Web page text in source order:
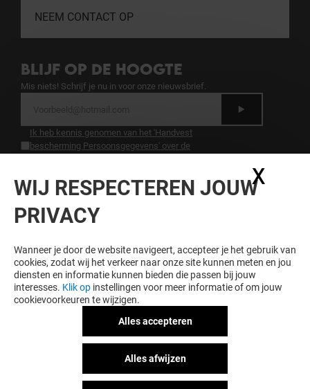
NEEM CONTACT OP
BLIJF OP DE HOOGTE
Mis niets! Schrijf je nu in voor onze nieuwsbrief.
Ik heb kennis genomen van het 'Handvest
bescherming Persoonsgegevens' over de
LOYALITEIT LOONT
Word lid van Hoog Catharijne Premium en krijg
exclusieve voordelen, aanbiedingen en services bij
Algemene voorwaarden
Juridische informatie
Handvest bescherming
Huisregels
WIJ RESPECTEREN JOUW
PRIVACY
Wanneer je door de website navigeert, accepteer je het gebruik van
cookies, zodat wij het verkeer naar onze site kunnen meten en jou
diensten en informatie kunnen bieden die passen bij jouw
interesses. Klik op instellingen voor meer informatie of om jouw
cookievoorkeuren te wijzigen.
Alles accepteren
Alles afwijzen
X